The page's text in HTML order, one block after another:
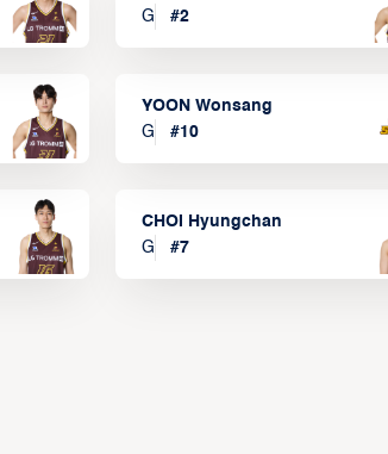
G
#2
YOON Wonsang
G
#10
CHOI Hyungchan
G
#7